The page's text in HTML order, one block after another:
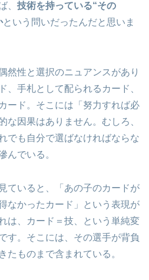
、 技術を持っている“その
という問いだったんだと思いま
然性と選択のニュアンスがあり
、手札として配られるカード、
ード。そこには「努力すれば必
な因果はありません。むしろ、
でも自分で選ばなければならな
んでいる。
ていると、「あの子のカードが
なかったカード」という表現が
は、カード＝技、という単純変
す。そこには、その選手が背負
たものまで含まれている。